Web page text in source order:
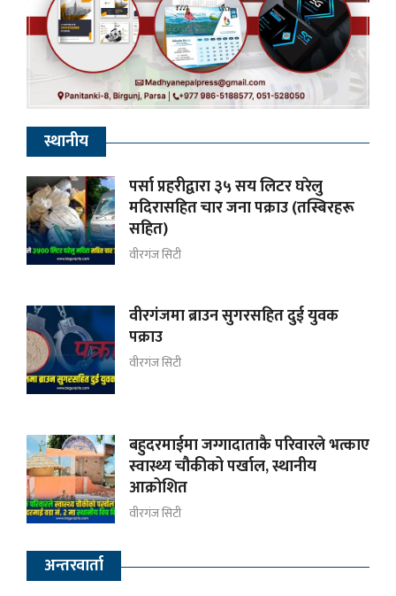
स्थानीय
पर्सा प्रहरीद्वारा ३५ सय लिटर घरेलु
मदिरासहित चार जना पक्राउ (तस्बिरहरू
सहित)
वीरगंज सिटी
वीरगंजमा ब्राउन सुगरसहित दुई युवक
पक्राउ
वीरगंज सिटी
बहुदरमाईमा जग्गादाताकै परिवारले भत्काए
स्वास्थ्य चौकीको पर्खाल, स्थानीय
आक्रोशित
वीरगंज सिटी
अन्तरवार्ता